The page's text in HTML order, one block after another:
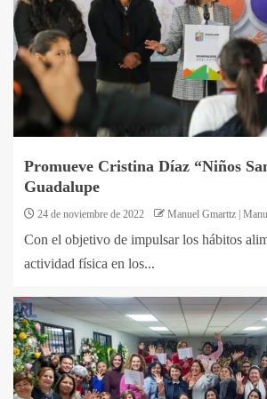
Promueve Cristina Díaz “Niños
Guadalupe
24 de noviembre de 2022 Manuel Gmarttz |
Con el objetivo de impulsar los hábitos
actividad física en los...